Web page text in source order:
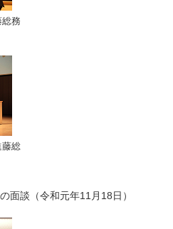
総務
藤総
面談（令和元年11月18日）